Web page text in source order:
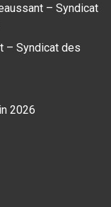
– Syndicat
– Syndicat des
2026